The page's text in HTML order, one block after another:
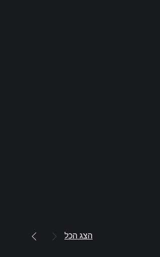
הצג הכל